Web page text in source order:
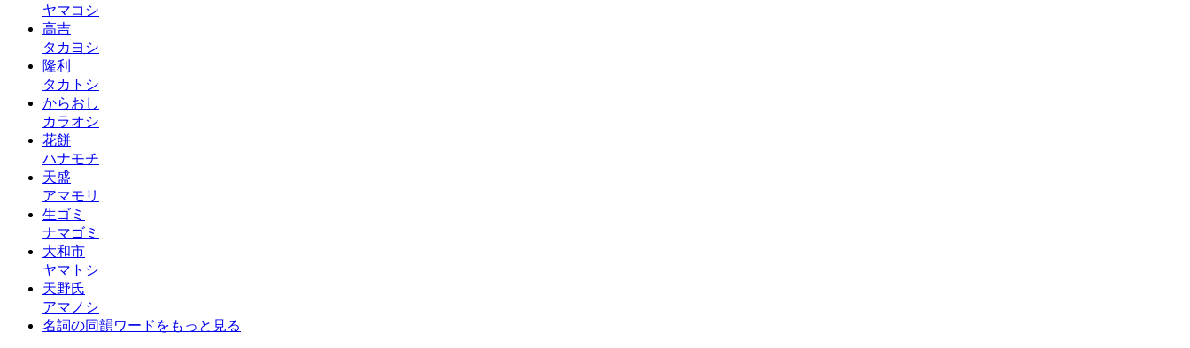
ヤマコシ
高吉
タカヨシ
隆利
タカトシ
からおし
カラオシ
花餅
ハナモチ
天盛
アマモリ
生ゴミ
ナマゴミ
大和市
ヤマトシ
天野氏
アマノシ
名詞の同韻ワードをもっと見る